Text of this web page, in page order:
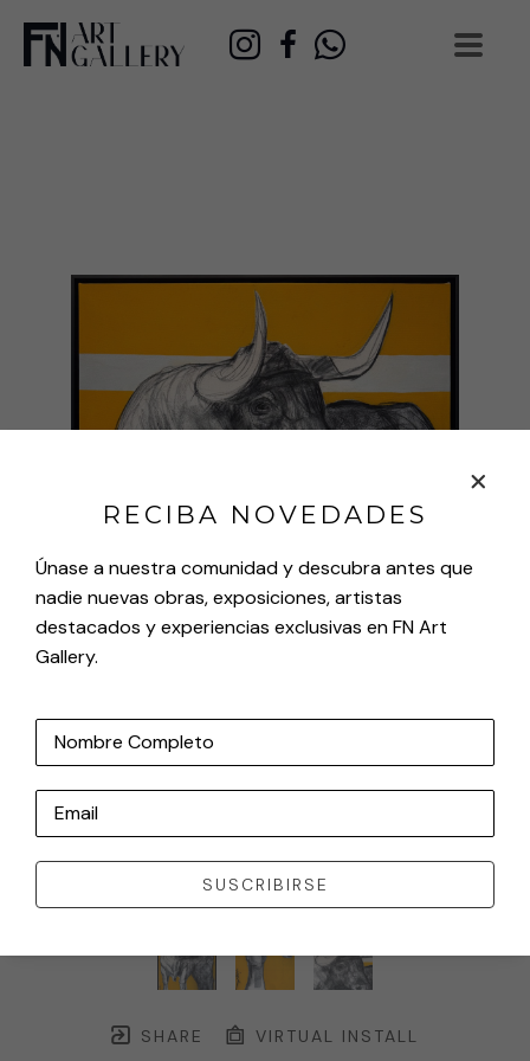
SHARE VIRTUAL INSTALL
RECIBA NOVEDADES
Únase a nuestra comunidad y descubra antes que
nadie nuevas obras, exposiciones, artistas
destacados y experiencias exclusivas en FN Art
Gallery.
Nombre Completo
Email
SUSCRIBIRSE